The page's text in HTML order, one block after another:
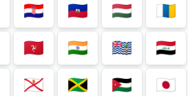
🇭🇷 🇭🇹 🇭🇺
🇮🇨
🇮🇲 🇮🇳 🇮🇴
🇮🇶
🇯🇪 🇯🇲 🇯🇴
🇯🇵